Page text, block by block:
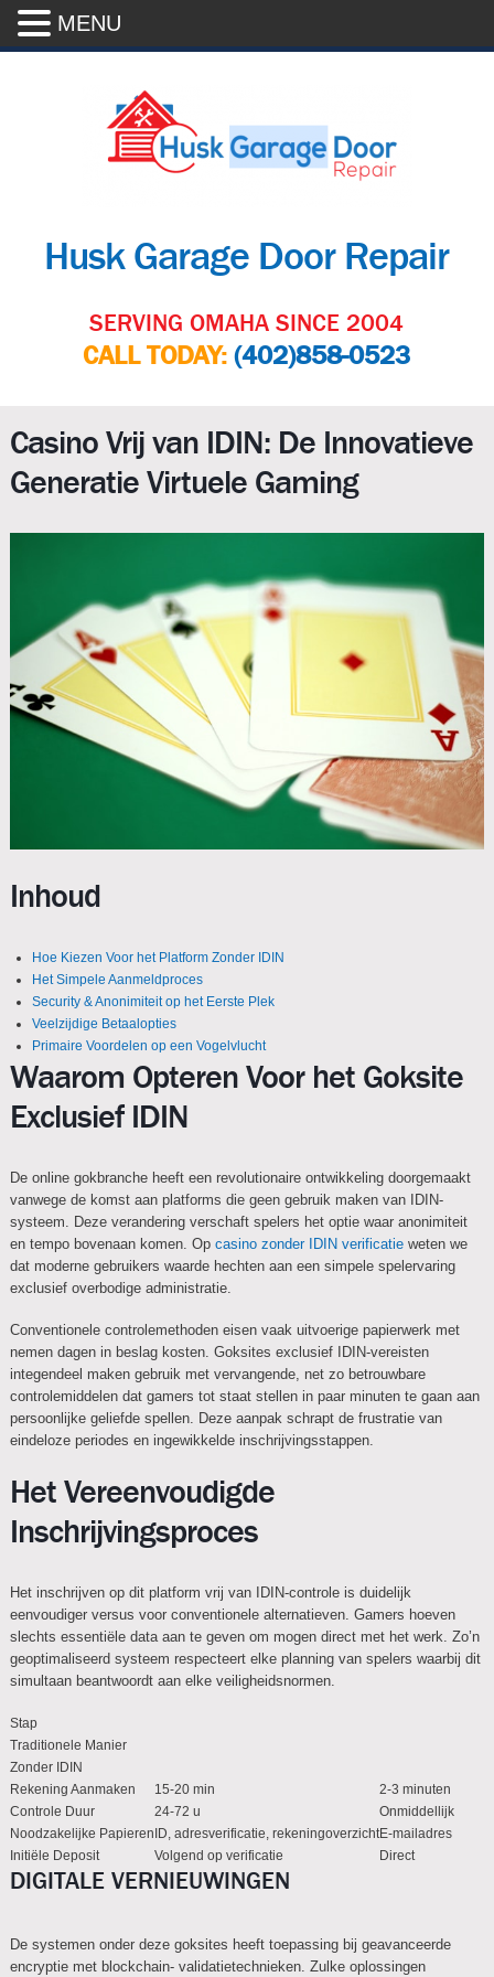
Husk Garage Door Repair
SERVING OMAHA SINCE 2004
CALL TODAY:(402)858-0523
Casino Vrij van IDIN: De Innovatieve
Generatie Virtuele Gaming
Inhoud
Hoe Kiezen Voor het Platform Zonder IDIN
Het Simpele Aanmeldproces
Security & Anonimiteit op het Eerste Plek
Veelzijdige Betaalopties
Primaire Voordelen op een Vogelvlucht
Waarom Opteren Voor het Goksite
Exclusief IDIN
De online gokbranche heeft een revolutionaire ontwikkeling doorgemaakt
vanwege de komst aan platforms die geen gebruik maken van IDIN-
systeem. Deze verandering verschaft spelers het optie waar anonimiteit
en tempo bovenaan komen. Op casino zonder IDIN verificatieweten we
dat moderne gebruikers waarde hechten aan een simpele spelervaring
exclusief overbodige administratie.
Conventionele controlemethoden eisen vaak uitvoerige papierwerk met
nemen dagen in beslag kosten. Goksites exclusief IDIN-vereisten
integendeel maken gebruik met vervangende, net zo betrouwbare
controlemiddelen dat gamers tot staat stellen in paar minuten te gaan aan
persoonlijke geliefde spellen. Deze aanpak schrapt de frustratie van
eindeloze periodes en ingewikkelde inschrijvingsstappen.
Het Vereenvoudigde
Inschrijvingsproces
Het inschrijven op dit platform vrij van IDIN-controle is duidelijk
eenvoudiger versus voor conventionele alternatieven. Gamers hoeven
slechts essentiële data aan te geven om mogen direct met het werk. Zo’n
geoptimaliseerd systeem respecteert elke planning van spelers waarbij dit
simultaan beantwoordt aan elke veiligheidsnormen.
Stap
Traditionele Manier
Zonder IDIN
Rekening Aanmaken
15-20 min
2-3 minuten
Controle Duur
24-72 u
Onmiddellijk
Noodzakelijke Papieren ID, adresverificatie, rekeningoverzichtE-mailadres
Initiële Deposit
Volgend op verificatie Direct
DIGITALE VERNIEUWINGEN
De systemen onder deze goksites heeft toepassing bij geavanceerde
encryptie met blockchain- validatietechnieken. Zulke oplossingen
MENU